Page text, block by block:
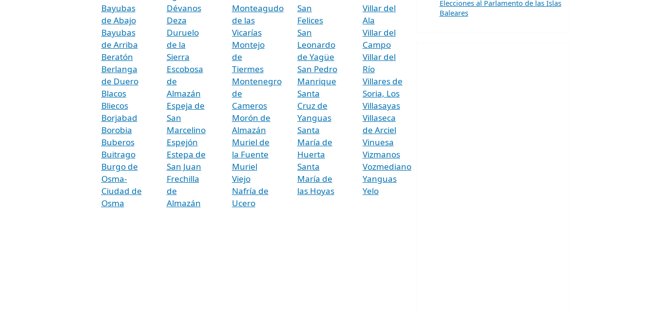
Bayubas
de Abajo
Bayubas
de Arriba
Beratón
Berlanga
de Duero
Blacos
Bliecos
Borjabad
Borobia
Buberos
Buitrago
Burgo de
Osma-
Ciudad de
Osma
Dévanos
Deza
Duruelo
de la
Sierra
Escobosa
de
Almazán
Espeja de
San
Marcelino
Espejón
Estepa de
San Juan
Frechilla
de
Almazán
Monteagudo
de las
Vicarías
Montejo
de
Tiermes
Montenegro
de
Cameros
Morón de
Almazán
Muriel de
la Fuente
Muriel
Viejo
Nafría de
Ucero
San
Felices
San
Leonardo
de Yagüe
San Pedro
Manrique
Santa
Cruz de
Yanguas
Santa
María de
Huerta
Santa
María de
las Hoyas
Villar del
Ala
Villar del
Campo
Villar del
Río
Villares de
Soria, Los
Villasayas
Villaseca
de Arciel
Vinuesa
Vizmanos
Vozmediano
Yanguas
Yelo
Elecciones al Parlamento de las Islas
Baleares